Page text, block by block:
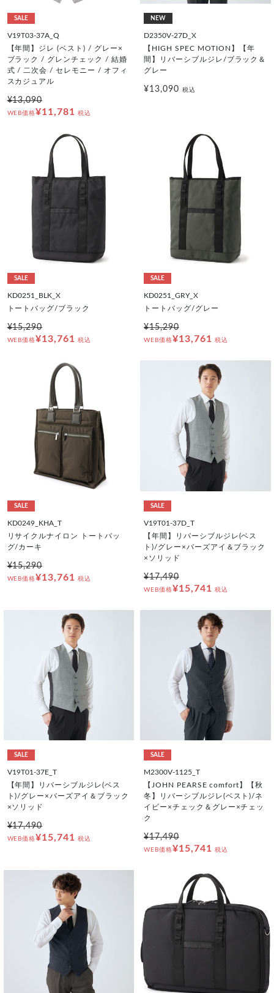
SALE
V19T03-37A_Q
【年間】ジレ (ベスト) / グレー×
ブラック / グレンチェック / 結婚
式 / 二次会 / セレモニー / オフィ
スカジュアル
¥13,090
WEB価格¥11,781 税込
NEW
D2350V-27D_X
【HIGH SPEC MOTION】【年
間】リバーシブルジレ/ブラック＆
グレー
¥13,090 税込
SALE
KD0251_BLK_X
トートバッグ/ブラック
¥15,290
WEB価格¥13,761 税込
SALE
KD0251_GRY_X
トートバッグ/グレー
¥15,290
WEB価格¥13,761 税込
SALE
KD0249_KHA_T
リサイクルナイロン トートバッ
グ/カーキ
¥15,290
WEB価格¥13,761 税込
SALE
V19T01-37D_T
【年間】リバーシブルジレ(ベス
ト)/グレー×バーズアイ＆ブラック
×ソリッド
¥17,490
WEB価格¥15,741 税込
SALE
V19T01-37E_T
【年間】リバーシブルジレ(ベス
ト)/グレー×バーズアイ＆ブラック
×ソリッド
¥17,490
WEB価格¥15,741 税込
SALE
M2300V-1125_T
【JOHN PEARSE comfort】【秋
冬】リバーシブルジレ(ベスト)/ネ
イビー×チェック＆グレー×チェッ
ク
¥17,490
WEB価格¥15,741 税込